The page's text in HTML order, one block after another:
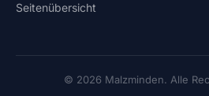
Seitenübersicht
© 2026 Malzminden. Alle